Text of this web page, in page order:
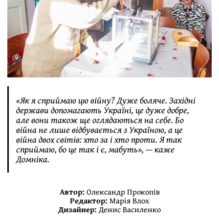
«Як я сприймаю цю війну? Дуже боляче. Західні
держави допомагають Україні, це дуже добре,
але вони також ще оглядаються на себе. Бо
війна не лише відбувається з Україною, а це
війна двох світів: хто за і хто проти. Я так
сприймаю, бо це так і є, мабуть», — каже
Домніка.
Автор: Олександр Прокопів
Редактор: Марія Влох
Дизайнер: Денис Василенко